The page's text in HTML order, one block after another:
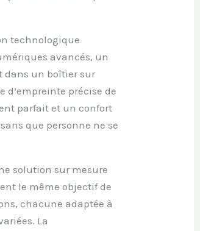
technologique
avancés, un
dans un boîtier sur
d’empreinte précise de
parfait et un confort
que personne ne se
solution sur mesure
le même objectif de
chacune adaptée à
La